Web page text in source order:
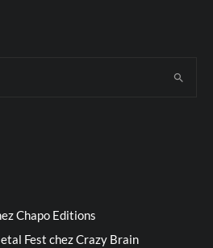
Chapo Editions
Fest chez Crazy Brain